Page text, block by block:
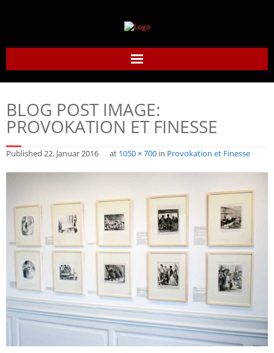
Home
Daumier-Gesellschaft
Daumier heute
Links
Kontakt
BLOG POST IMAGE:
PROVOKATION ET FINESSE
Published 22. Januar 2016 at 1050 × 700 in Provokation et Finesse